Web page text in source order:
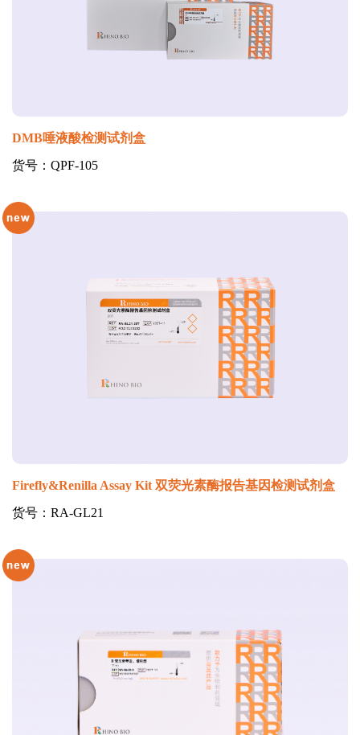
DMB唾液酸检测试剂盒
货号：QPF-105
Firefly&Renilla Assay Kit 双荧光素酶报告基因检测试剂盒
货号：RA-GL21